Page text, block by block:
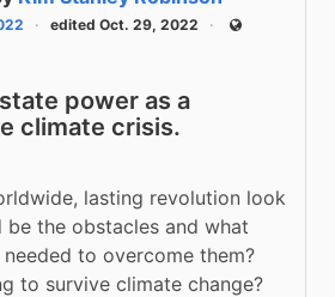
edited Oct. 29, 2022 Public
power as a
climate crisis.
lasting revolution look
be the obstacles and what
to overcome them?
to survive climate change?